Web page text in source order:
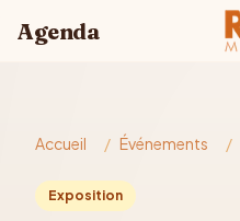
Agenda
Accueil / Événements /
Exposition